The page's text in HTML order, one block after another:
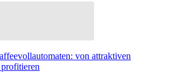
von attraktiven